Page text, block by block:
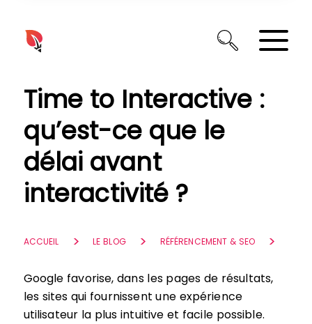
Time to Interactive :
qu’est-ce que le
délai avant
interactivité ?
ACCUEIL LE BLOG RÉFÉRENCEMENT & SEO
Google favorise, dans les pages de résultats,
les sites qui fournissent une expérience
utilisateur la plus intuitive et facile possible.